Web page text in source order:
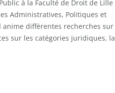
à la Faculté de Droit de Lille
Administratives, Politiques et
anime différentes recherches sur
sur les catégories juridiques, la